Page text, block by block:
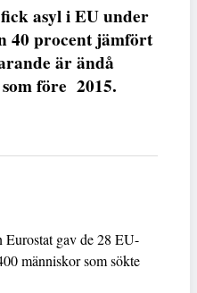
asyl i EU under
40 procent jämfört
är ändå
före 2015.
gav de 28 EU-
människor som sökte